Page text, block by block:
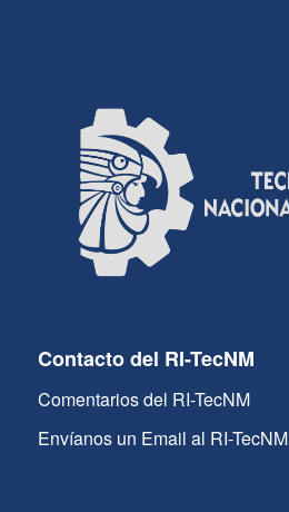
Contacto del RI-TecNM
Comentarios del RI-TecNM
Envíanos un Email al RI-TecNM